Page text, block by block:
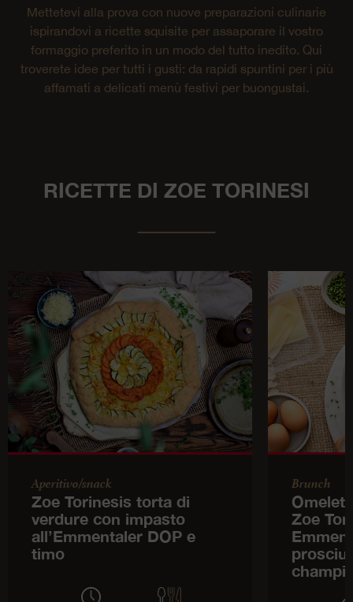
Mettetevi alla prova con nuove preparazioni culinarie
ispirandovi a ricette squisite per assaporare il vostro
formaggio preferito in un modo del tutto inedito. Qui
troverete idee per tutti i gusti: da rapidi spuntini per i più
affamati a delicati menù festivi per buongustai.
RICETTE DI ZOE TORINESI
Aperitivo/snack
Zoe Torinesis torta di
verdure con impasto
all’Emmentaler DOP e
timo
Brunch
Zoe